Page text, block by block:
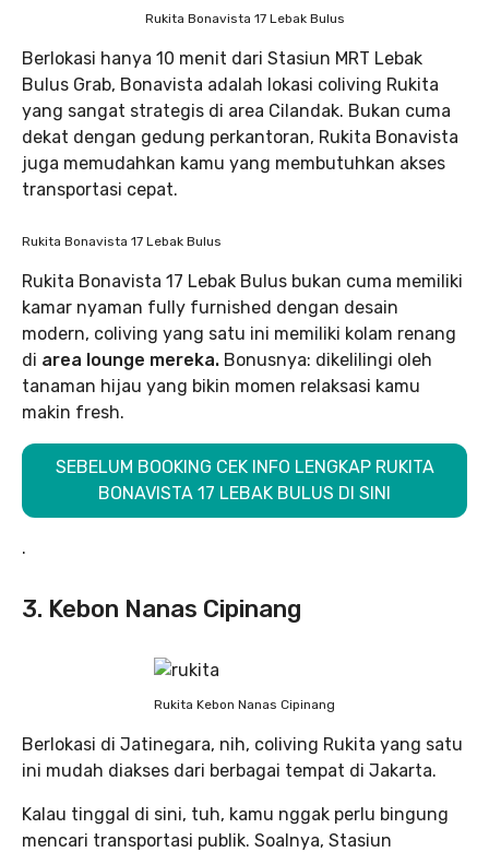
Rukita Bonavista 17 Lebak Bulus
Berlokasi hanya 10 menit dari Stasiun MRT Lebak
Bulus Grab, Bonavista adalah lokasi coliving Rukita
yang sangat strategis di area Cilandak. Bukan cuma
dekat dengan gedung perkantoran, Rukita Bonavista
juga memudahkan kamu yang membutuhkan akses
transportasi cepat.
Rukita Bonavista 17 Lebak Bulus
Rukita Bonavista 17 Lebak Bulus bukan cuma memiliki
kamar nyaman fully furnished dengan desain
modern, coliving yang satu ini memiliki kolam renang
di area lounge mereka. Bonusnya: dikelilingi oleh
tanaman hijau yang bikin momen relaksasi kamu
makin fresh.
SEBELUM BOOKING CEK INFO LENGKAP RUKITA
BONAVISTA 17 LEBAK BULUS DI SINI
.
3. Kebon Nanas Cipinang
Rukita Kebon Nanas Cipinang
Berlokasi di Jatinegara, nih, coliving Rukita yang satu
ini mudah diakses dari berbagai tempat di Jakarta.
Kalau tinggal di sini, tuh, kamu nggak perlu bingung
mencari transportasi publik. Soalnya, Stasiun